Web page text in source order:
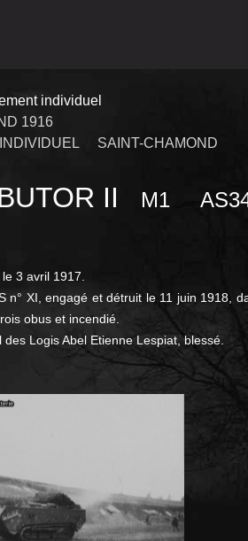
individuel
1916
SAINT-CHAMOND
II M1
3 avril 1917.
n° XI, engagé et détruit le 11 juin 1918,
obus et incendié.
Logis Abel Etienne Lespiat, blessé.